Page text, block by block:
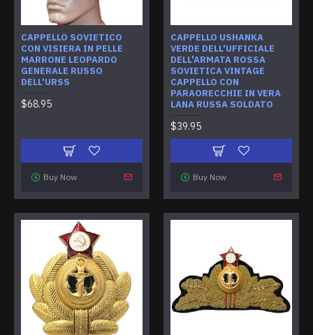
CAPPELLO SOVIETICO
CON VISIERA IN PELLE
MARRONE LEOPARDO
GENERALE RUSSO
DELL'URSS
$68.95
Buy Now
CAPPELLO USHANKA
VERDE DELL'UFFICIALE
DELL'ARMATA ROSSA
SOVIETICA VINTAGE
CAPPELLO CON
PARAORECCHIE IN VERA
LANA RUSSA SOLDATO
$39.95
Buy Now